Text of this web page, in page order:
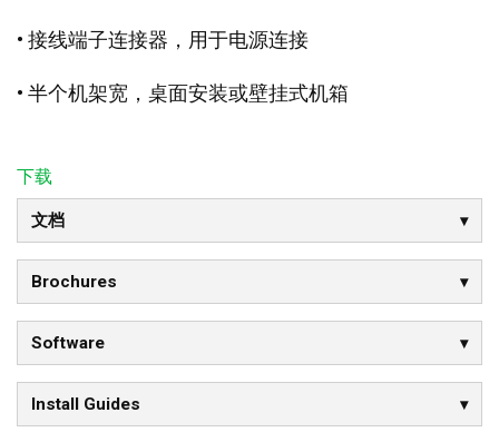
• 接线端子连接器，用于电源连接
• 半个机架宽，桌面安装或壁挂式机箱
下载
文档
Brochures
Software
Install Guides